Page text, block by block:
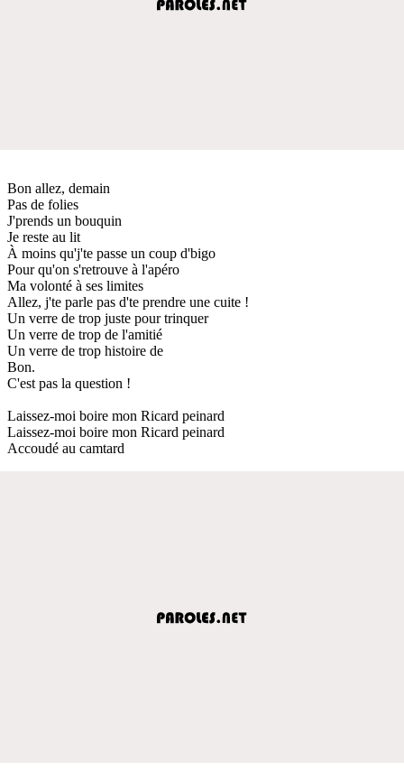
Bon allez, demain
Pas de folies
J'prends un bouquin
Je reste au lit
À moins qu'j'te passe un coup d'bigo
Pour qu'on s'retrouve à l'apéro
Ma volonté à ses limites
Allez, j'te parle pas d'te prendre une cuite !
Un verre de trop juste pour trinquer
Un verre de trop de l'amitié
Un verre de trop histoire de
Bon.
C'est pas la question !
Laissez-moi boire mon Ricard peinard
Laissez-moi boire mon Ricard peinard
Accoudé au camtard